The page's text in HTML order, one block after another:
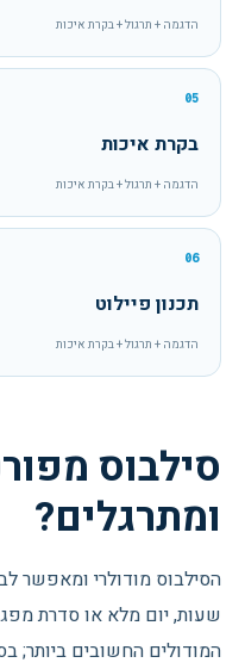
הדגמה + תרגול + בקרת איכות
05
בקרת איכות
הדגמה + תרגול + בקרת איכות
06
תכנון פיילוט
הדגמה + תרגול + בקרת איכות
סילבוס
ומתרגלים?
הסילבוס מודולרי ומאפשר
שעות, יום מלא או סדרת
המודולים החשובים ביותר;